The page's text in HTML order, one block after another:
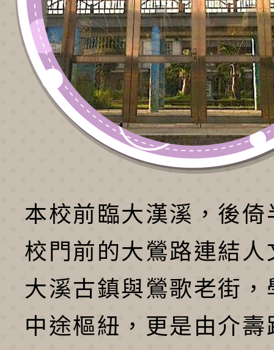
本校前臨大漢溪，後倚
校門前的大鶯路連結人
大溪古鎮與鶯歌老街，
中途樞紐，更是由介壽